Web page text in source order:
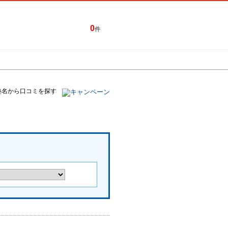
0件
から口コミを探す